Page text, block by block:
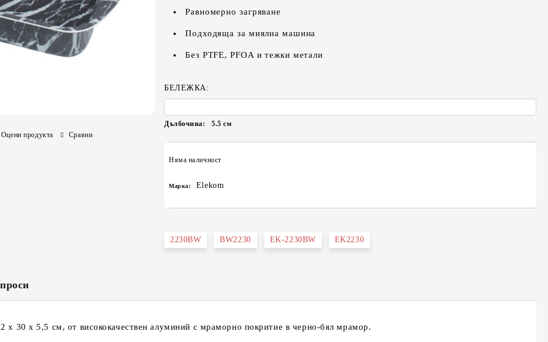
Равномерно загряване
Подходяща за миялна машина
Без PTFE, PFOA и тежки метали
БЕЛЕЖКА:
Дълбочина: 5.5см
Няма наличност
Марка: Elekom
2230BW BW2230 EK-2230BW EK2230
Оцени продукта Сравни
х 30 х 5,5 см, от висококачествен алуминий с мраморно покритие в черно-бял мрамор.